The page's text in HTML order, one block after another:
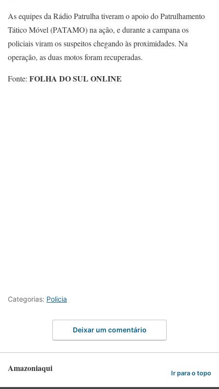
As equipes da Rádio Patrulha tiveram o apoio do Patrulhamento
Tático Móvel (PATAMO) na ação, e durante a campana os
policiais viram os suspeitos chegando às proximidades. Na
operação, as duas motos foram recuperadas.
Fonte: FOLHA DO SUL ONLINE
Categorias: Policia
Deixar um comentário
Amazoniaqui Ir para o topo